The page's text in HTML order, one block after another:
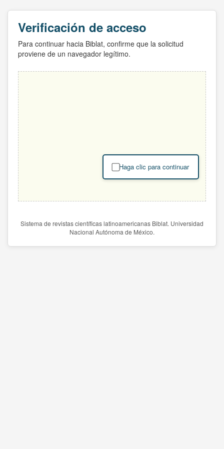
Verificación de acceso
Para continuar hacia Biblat, confirme que la solicitud
proviene de un navegador legítimo.
Haga clic para continuar
Sistema de revistas científicas latinoamericanas Biblat. Universidad
Nacional Autónoma de México.